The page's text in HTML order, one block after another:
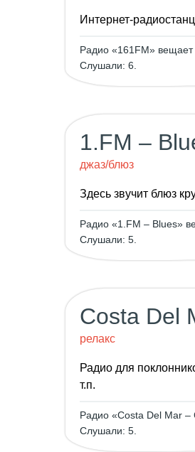
Интернет-
Радио «161FM» вещает
Слушали: 6.
1.FM –
джаз/блюз
Здесь звучит блюз
Радио «1.FM – Blues»
Слушали: 5.
Costa Del
релакс
Радио для
т.п.
Радио «Costa Del Mar –
Слушали: 5.